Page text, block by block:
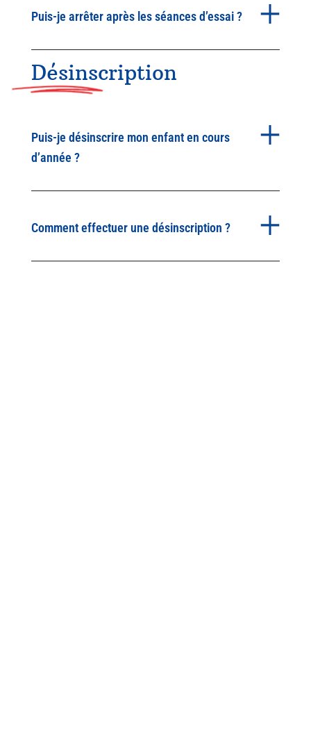
Puis-je arrêter après les séances d’essai ?
Désinscription
Puis-je désinscrire mon enfant en cours
d’année ?
Comment effectuer une désinscription ?